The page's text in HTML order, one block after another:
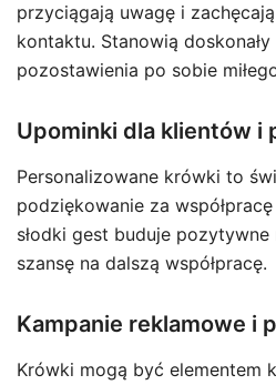
przyciągają uwagę i
kontaktu. Stanowią
pozostawienia po sobie
Upominki dla klientów i
Personalizowane krówki to
podziękowanie za
słodki gest buduje
szansę na dalszą współpracę.
Kampanie reklamowe i
Krówki mogą być elementem